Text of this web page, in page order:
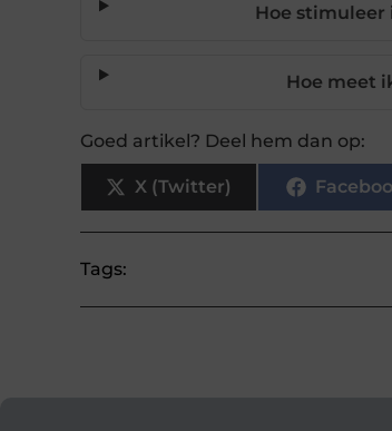
Hoe stimuleer
Hoe meet
Goed artikel? Deel hem dan op:
X (Twitter)
Tags: